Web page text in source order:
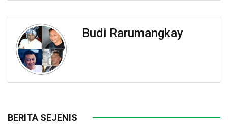
Budi Rarumangkay
BERITA SEJENIS